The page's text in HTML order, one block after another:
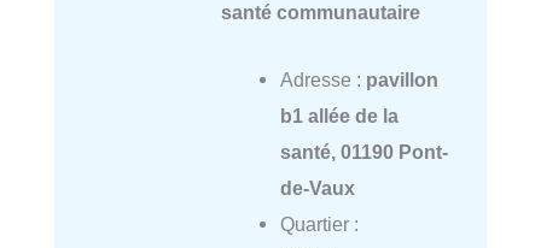
santé communautaire
Adresse : pavillon
b1 allée de la
santé, 01190 Pont-
de-Vaux
Quartier :